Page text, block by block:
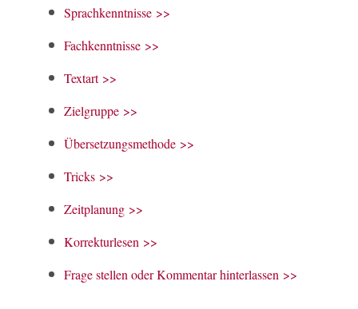
Sprachkenntnisse >>
Fachkenntnisse >>
Textart >>
Zielgruppe >>
Übersetzungsmethode >>
Tricks >>
Zeitplanung >>
Korrekturlesen >>
Frage stellen oder Kommentar hinterlassen >>